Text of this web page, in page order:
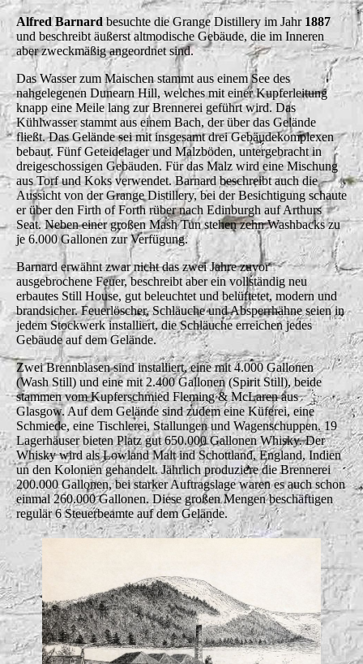
Alfred Barnardbesuchte die Grange Distillery im Jahr 1887
und beschreibt äußerst altmodische Gebäude, die im Inneren
aber zweckmäßig angeordnet sind.
Das Wasser zum Maischen stammt aus einem See des
nahgelegenen Dunearn Hill, welches mit einer Kupferleitung
knapp eine Meile lang zur Brennerei geführt wird. Das
Kühlwasser stammt aus einem Bach, der über das Gelände
fließt. Das Gelände sei mit insgesamt drei Gebäudekomplexen
bebaut. Fünf Geteidelager und Malzböden, untergebracht in
dreigeschossigen Gebäuden. Für das Malz wird eine Mischung
aus Torf und Koks verwendet. Barnard beschreibt auch die
Aussicht von der Grange Distillery, bei der Besichtigung schaute
er über den Firth of Forth rüber nach Edinburgh auf Arthurs
Seat. Neben einer großen Mash Tun stehen zehn Washbacks zu
je 6.000 Gallonen zur Verfügung.
Barnard erwähnt zwar nicht das zwei Jahre zuvor
ausgebrochene Feuer, beschreibt aber ein vollständig neu
erbautes Still House, gut beleuchtet und belüftetet, modern und
brandsicher. Feuerlöscher, Schläuche und Absperrhähne seien in
jedem Stockwerk installiert, die Schläuche erreichen jedes
Gebäude auf dem Gelände.
Zwei Brennblasen sind installiert, eine mit 4.000 Gallonen
(Wash Still) und eine mit 2.400 Gallonen (Spirit Still), beide
stammen vom Kupferschmied Fleming & McLaren aus
Glasgow. Auf dem Gelände sind zudem eine Küferei, eine
Schmiede, eine Tischlerei, Stallungen und Wagenschuppen. 19
Lagerhäuser bieten Platz gut 650.000 Gallonen Whisky. Der
Whisky wird als Lowland Malt ind Schottland, England, Indien
un den Kolonien gehandelt. Jährlich produziere die Brennerei
200.000 Gallonen, bei starker Auftragslage waren es auch schon
einmal 260.000 Gallonen. Diese großen Mengen beschäftigen
regulär 6 Steuerbeamte auf dem Gelände.